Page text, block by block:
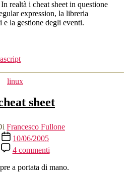
Sheet
realtà i cheat sheet in questione
expression, la libreria
la gestione degli eventi.
Categorie
linux
sheet
Francesco Fullone
Data
dell'articolo
10/06/2005
4 commentisu
vim
cheat
a portata di mano.